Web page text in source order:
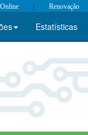
| Renovação
Estatísticas